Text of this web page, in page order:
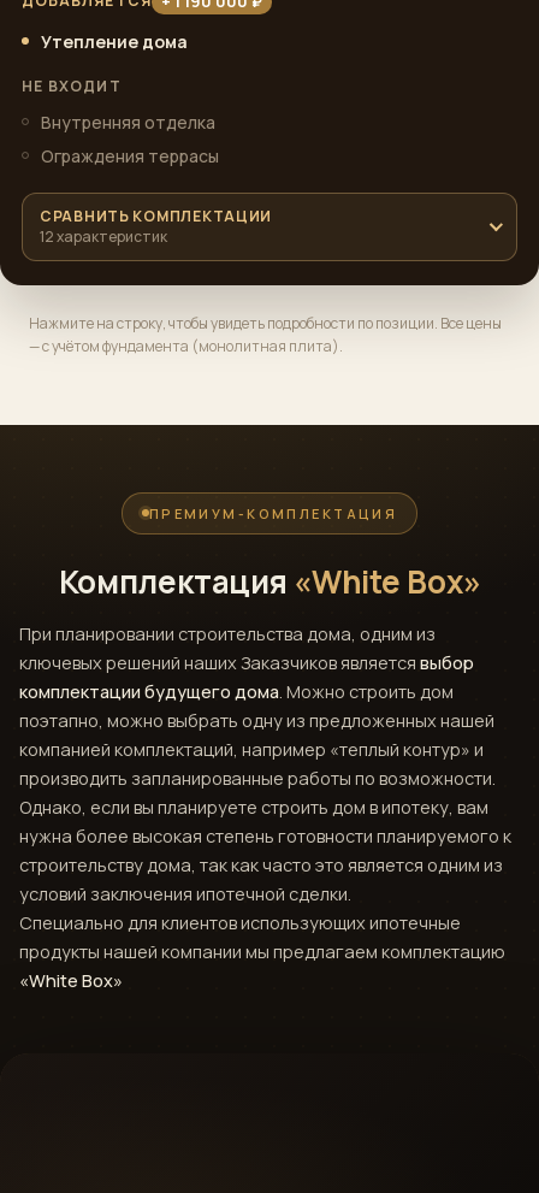
Утепление дома
НЕ ВХОДИТ
Внутренняя отделка
Ограждения террасы
СРАВНИТЬ КОМПЛЕКТАЦИИ
12 характеристик
Нажмите на строку, чтобы увидеть подробности по позиции. Все цены
— с учётом фундамента (монолитная плита).
ПРЕМИУМ-КОМПЛЕКТАЦИЯ
Комплектация «White Box»
При планировании строительства дома, одним из
ключевых решений наших Заказчиков является выбор
комплектации будущего дома . Можно строить дом
поэтапно, можно выбрать одну из предложенных нашей
компанией комплектаций, например «теплый контур» и
производить запланированные работы по возможности.
Однако, если вы планируете строить дом в ипотеку, вам
нужна более высокая степень готовности планируемого к
строительству дома, так как часто это является одним из
условий заключения ипотечной сделки.
Специально для клиентов использующих ипотечные
продукты нашей компании мы предлагаем комплектацию
«White Box»